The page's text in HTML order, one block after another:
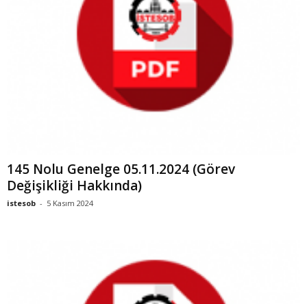
145 Nolu Genelge 05.11.2024 (Görev
Değişikliği Hakkında)
istesob - 5 Kasım 2024